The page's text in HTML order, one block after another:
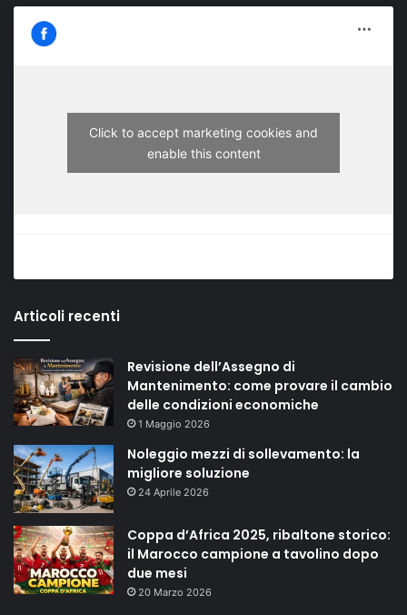
Click to accept marketing cookies and
enable this content
Articoli recenti
Revisione dell’Assegno di
Mantenimento: come provare il cambio
delle condizioni economiche
1 Maggio 2026
Noleggio mezzi di sollevamento: la
migliore soluzione
24 Aprile 2026
Coppa d’Africa 2025, ribaltone storico:
il Marocco campione a tavolino dopo
due mesi
20 Marzo 2026